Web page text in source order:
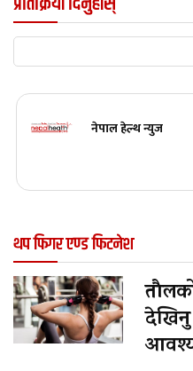
नेपाल हेल्थ न्युज
थप फिगर एण्ड फिटनेश
देखिनु